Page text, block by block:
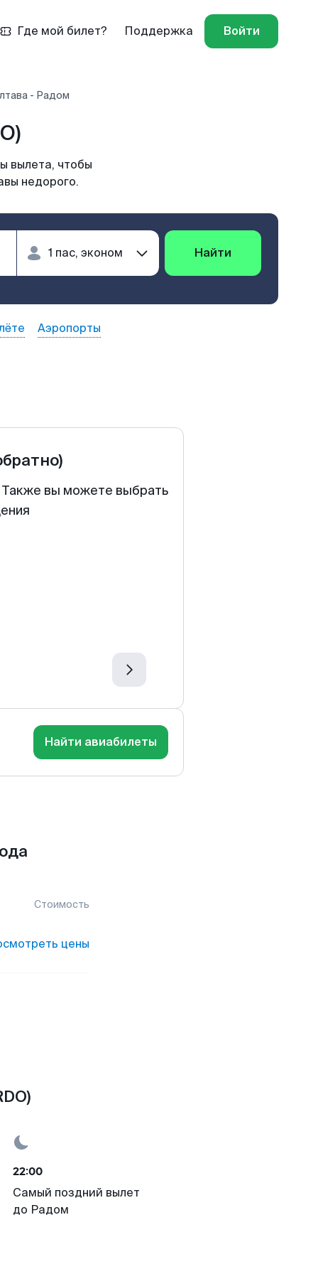
Где мой билет? Поддержка Войти
- Радом
вылета, чтобы
недорого.
Найти
Аэропорты
Также вы можете выбрать
Найти авиабилеты
Стоимость
цены
22:00
Самый поздний вылет
до Радом